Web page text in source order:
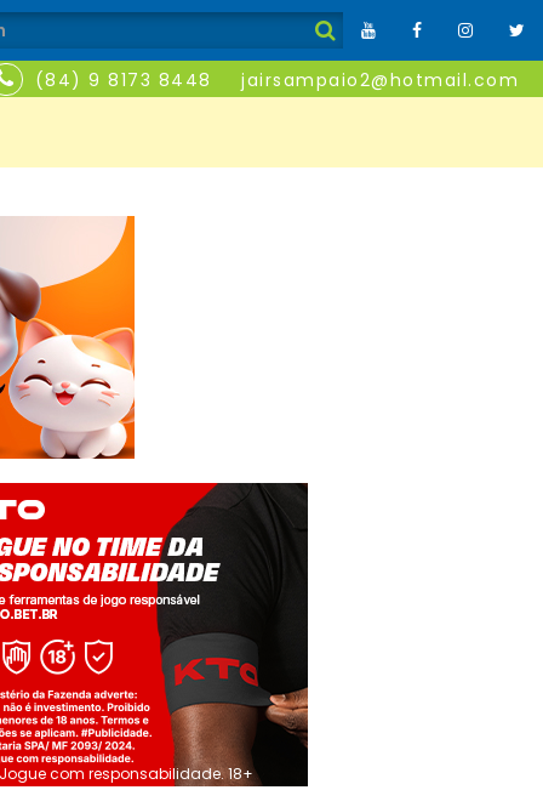
(84) 9 8173 8448 jairsampaio2@hotmail.com
Jogue com responsabilidade. 18+